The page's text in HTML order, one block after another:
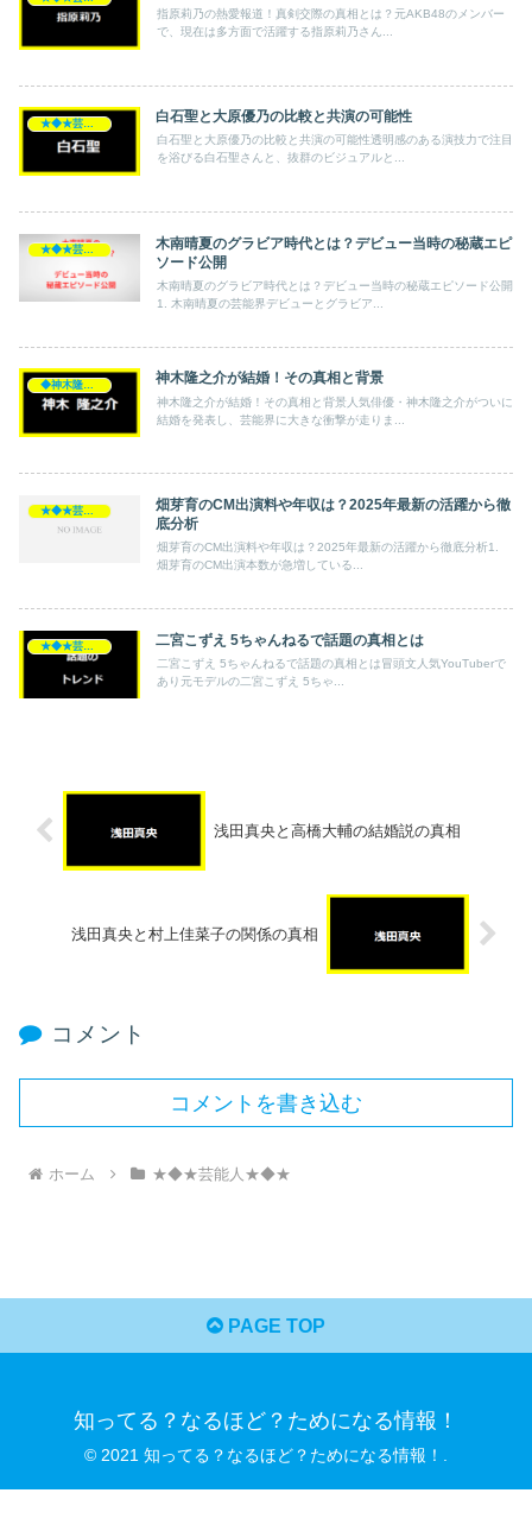
指原莉乃の熱愛報道！真剣交際の真相とは？元AKB48のメンバー
で、現在は多方面で活躍する指原莉乃さん...
白石聖と大原優乃の比較と共演の可能性
白石聖と大原優乃の比較と共演の可能性透明感のある演技力で注目
を浴びる白石聖さんと、抜群のビジュアルと...
木南晴夏のグラビア時代とは？デビュー当時の秘蔵エピ
ソード公開
木南晴夏のグラビア時代とは？デビュー当時の秘蔵エピソード公開
1. 木南晴夏の芸能界デビューとグラビア...
神木隆之介が結婚！その真相と背景
神木隆之介が結婚！その真相と背景人気俳優・神木隆之介がついに
結婚を発表し、芸能界に大きな衝撃が走りま...
畑芽育のCM出演料や年収は？2025年最新の活躍から徹
底分析
畑芽育のCM出演料や年収は？2025年最新の活躍から徹底分析1.
畑芽育のCM出演本数が急増している...
二宮こずえ 5ちゃんねるで話題の真相とは
二宮こずえ 5ちゃんねるで話題の真相とは冒頭文人気YouTuberで
あり元モデルの二宮こずえ 5ちゃ...
浅田真央と高橋大輔の結婚説の真相
浅田真央と村上佳菜子の関係の真相
コメント
コメントを書き込む
ホーム ★◆★芸能人★◆★
PAGE TOP
知ってる？なるほど？ためになる情報！
© 2021 知ってる？なるほど？ためになる情報！.